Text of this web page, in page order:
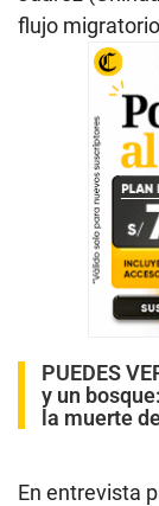
flujo
PUEDES
y un
la muerte
En entrevista